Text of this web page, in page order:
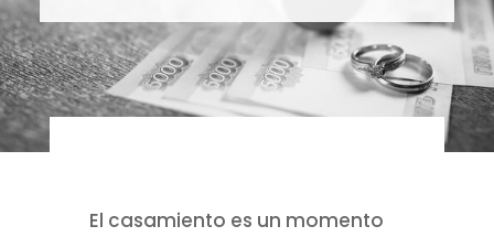
El casamiento es un momento